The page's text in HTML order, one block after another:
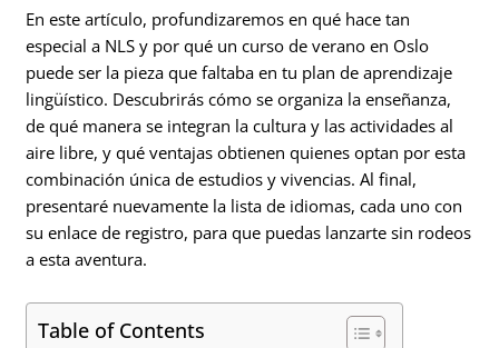
En este artículo, profundizaremos en qué hace tan
especial a NLS y por qué un curso de verano en Oslo
puede ser la pieza que faltaba en tu plan de aprendizaje
lingüístico. Descubrirás cómo se organiza la enseñanza,
de qué manera se integran la cultura y las actividades al
aire libre, y qué ventajas obtienen quienes optan por esta
combinación única de estudios y vivencias. Al final,
presentaré nuevamente la lista de idiomas, cada uno con
su enlace de registro, para que puedas lanzarte sin rodeos
a esta aventura.
Table of Contents